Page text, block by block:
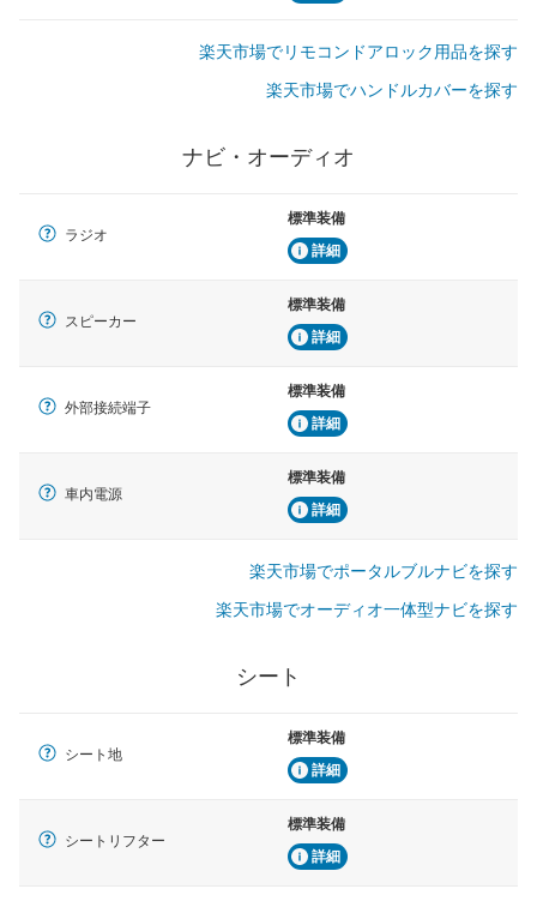
楽天市場でリモコンドアロック用品を探す
楽天市場でハンドルカバーを探す
ナビ・オーディオ
ラジオ
標準装備
詳細
スピーカー
標準装備
詳細
外部接続端子
標準装備
詳細
車内電源
標準装備
詳細
楽天市場でポータルブルナビを探す
楽天市場でオーディオ一体型ナビを探す
シート
シート地
標準装備
詳細
シートリフター
標準装備
詳細